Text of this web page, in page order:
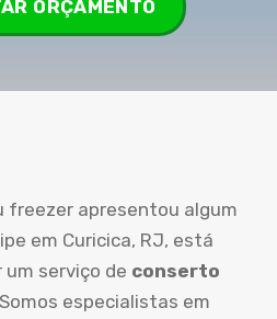
ORÇAMENTO
freezer apresentou algum
em Curicica, RJ, está
serviço de conserto
especialistas em